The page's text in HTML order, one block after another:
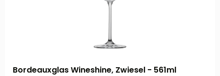
Bordeauxglas Wineshine, Zwiesel - 561ml